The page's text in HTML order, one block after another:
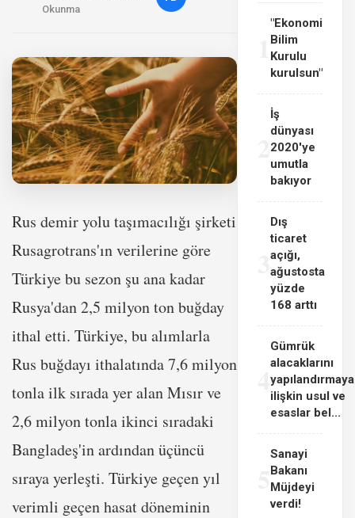
Okunma
Rus demir yolu taşımacılığı şirketi
Rusagrotrans'ın verilerine göre
Türkiye bu sezon şu ana kadar
Rusya'dan 2,5 milyon ton buğday
ithal etti. Türkiye, bu alımlarla
Rus buğdayı ithalatında 7,6 milyon
tonla ilk sırada yer alan Mısır ve
2,6 milyon tonla ikinci sıradaki
Bangladeş'in ardından üçüncü
sıraya yerleşti. Türkiye geçen yıl
verimli geçen hasat döneminin
"Ekonomi
Bilim
Kurulu
kurulsun"
İş
dünyası
2020'ye
umutla
bakıyor
3
Dış
ticaret
açığı,
ağustosta
yüzde
168 arttı
4
Gümrük
alacaklarını
yapılandırmaya
ilişkin usul ve
esaslar bel...
Sanayi
Bakanı
Müjdeyi
verdi!